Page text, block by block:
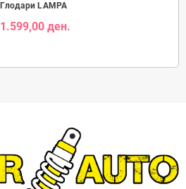
Глодари LAMPA
1.599,00 ден.